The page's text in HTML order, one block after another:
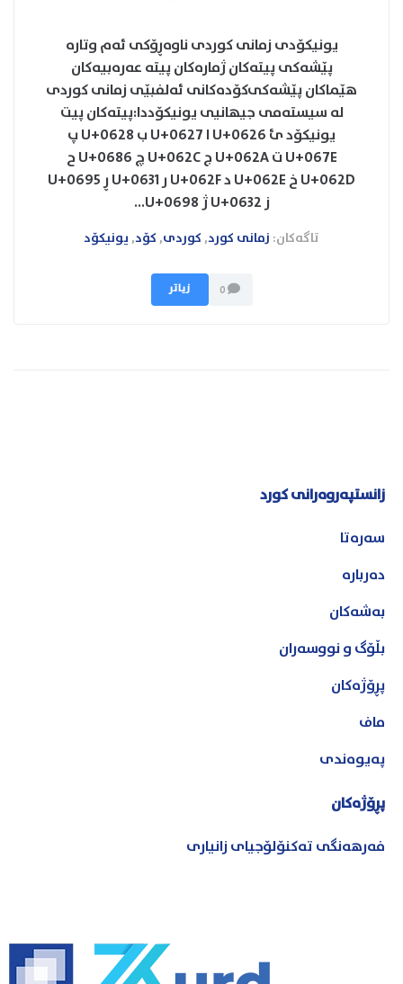
یونیکۆدی زمانی کوردی ناوەڕۆكی ئەم وتارە
پێشەکی پیتەکان ژمارەکان پیتە عەرەبیەکان
هێماکان پێشەکی‌کۆدەکانی ئەلفبێی زمانی کوردی
لە سیستەمی جیهانیی یونیکۆددا:پیتەکان‌ پیت
یونیکۆد ئ U+0626 ا U+0627 ب U+0628 پ
U+067E ت U+062A ج U+062C چ U+0686 ح
U+062D خ U+062E د U+062F ر U+0631 ڕ U+0695
ز U+0632 ژ U+0698...
تاگەکان: زمانی کورد,کوردی,کۆد,یونیکۆد
زیاتر
زانستپەروەرانی کورد
سەرەتا
دەربارە
بەشەکان
بڵۆگ و نووسەران
پڕۆژەکان
ماف
پەیوەندی
پڕۆژەکان
فەرهەنگی تەکنۆلۆجیای زانیاری